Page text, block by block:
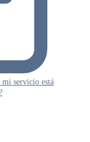
mi servicio está